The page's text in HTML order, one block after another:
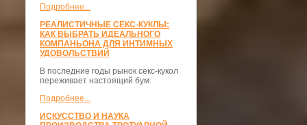
Подробнее...
РЕАЛИСТИЧНЫЕ СЕКС-КУКЛЫ:
КАК ВЫБРАТЬ ИДЕАЛЬНОГО
КОМПАНЬОНА ДЛЯ ИНТИМНЫХ
УДОВОЛЬСТВИЙ
В последние годы рынок секс-кукол
переживает настоящий бум.
Подробнее...
ИСКУССТВО И НАУКА